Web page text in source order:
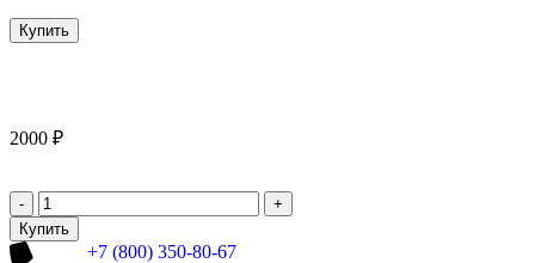
2000 ₽
Купить
+7 (800) 350-80-67